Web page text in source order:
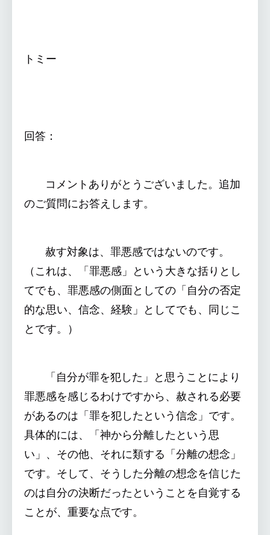
トミー
回答：
コメントありがとうございました。追加
のご質問にお答えします。
赦す対象は、罪悪感ではないのです。
（これは、「罪悪感」という大きな括りとし
てでも、罪悪感の側面としての「自分の否定
的な思い、信念、経験」としてでも、同じこ
とです。）
「自分が罪を犯した」と思うことにより
罪悪感を感じるわけですから、赦される必要
があるのは「罪を犯したという信念」です。
具体的には、「神から分離したという思
い」、その他、それに類する「分離の想念」
です。そして、そうした分離の想念を信じた
のは自分の決断だったということを自覚する
ことが、重要な点です。